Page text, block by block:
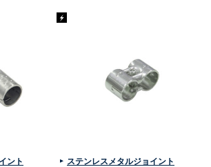
ント
ステンレスメタルジョイント